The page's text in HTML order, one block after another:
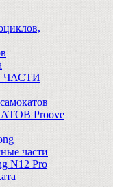
ЧАСТИ
Proove
части
N12 Pro